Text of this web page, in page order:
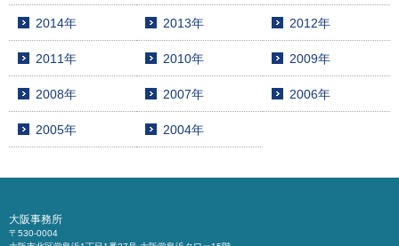
2014年 2013年 2012年
2011年 2010年 2009年
2008年 2007年 2006年
2005年 2004年
大阪事務所
〒530-0004